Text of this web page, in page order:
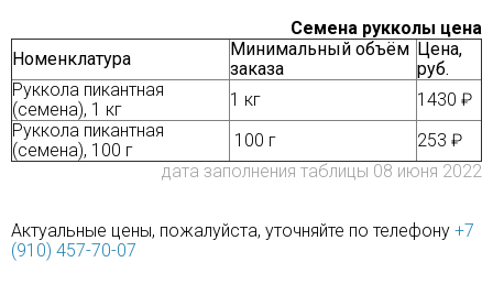
Семена рукколы цена
Номенклатура
Минимальный объём
заказа
Цена,
руб.
Руккола пикантная
(семена), 1 кг
1 кг
1430 ₽
Руккола пикантная
(семена), 100 г
100 г
253 ₽
дата заполнения таблицы 08 июня 2022
Актуальные цены, пожалуйста, уточняйте по телефону +7
(910) 457-70-07